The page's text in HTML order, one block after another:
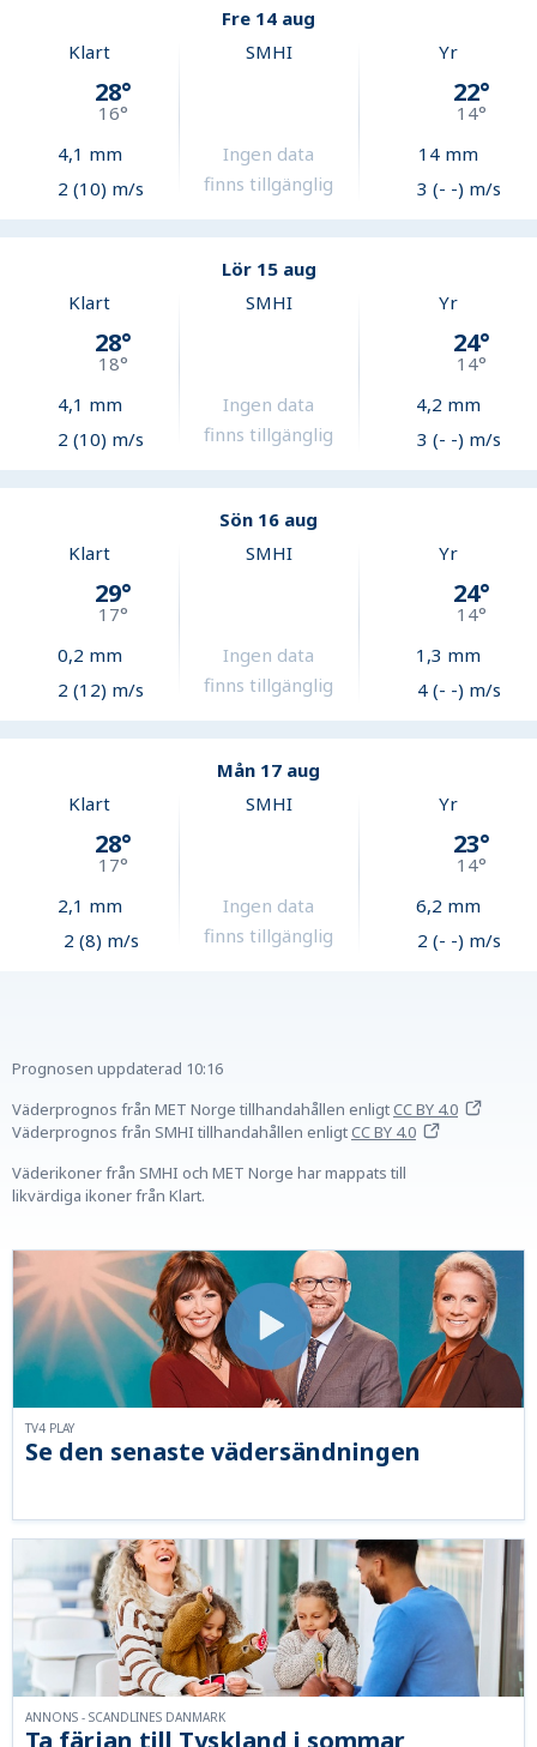
Fre 14 aug
Klart
28°
16°
4,1 mm
2 (10) m/s
SMHI
Ingen data
finns tillgänglig
Yr
22°
14°
14mm
3 (- -) m/s
Lör 15 aug
Klart
28°
18°
4,1 mm
2 (10) m/s
SMHI
Ingen data
finns tillgänglig
Yr
24°
14°
4,2 mm
3 (- -) m/s
Sön 16 aug
Klart
29°
17°
0,2 mm
2 (12) m/s
SMHI
Ingen data
finns tillgänglig
Yr
24°
14°
1,3 mm
4 (- -) m/s
Mån 17 aug
Klart
28°
17°
2,1 mm
2 (8) m/s
SMHI
Ingen data
finns tillgänglig
Yr
23°
14°
6,2 mm
2 (- -) m/s
Prognosen uppdaterad 10:16
Väderprognos från MET Norge tillhandahållen enligtCC BY 4.0
Väderprognos från SMHI tillhandahållen enligtCC BY 4.0
Väderikoner från SMHI och MET Norge har mappats till
likvärdiga ikoner från Klart.
Se den senaste vädersändningen
TV4 PLAY
ANNONS - SCANDLINES DANMARK